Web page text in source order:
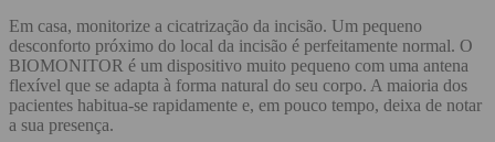
Em casa, monitorize a cicatrização da incisão. Um pequeno
desconforto próximo do local da incisão é perfeitamente normal. O
BIOMONITOR é um dispositivo muito pequeno com uma antena
flexível que se adapta à forma natural do seu corpo. A maioria dos
pacientes habitua-se rapidamente e, em pouco tempo, deixa de notar
a sua presença.